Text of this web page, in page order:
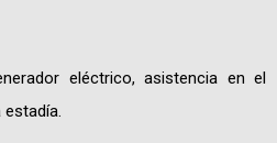
eléctrico, asistencia en el